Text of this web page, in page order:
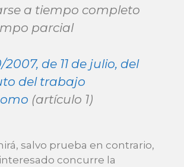
a tiempo completo
parcial
2007, de 11 de julio, del
del trabajo
(artículo 1)
salvo prueba en contrario,
concurre la